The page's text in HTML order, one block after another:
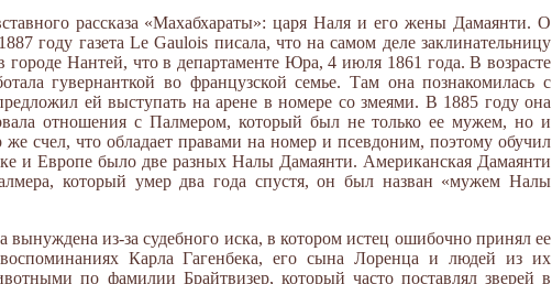
рассказа «Махабхараты»: царя Наля и его жены Дамаянти. О
году газета Le Gaulois писала, что на самом деле заклинательницу
Нантей, что в департаменте Юра, 4 июля 1861 года. В возрасте
гувернанткой во французской семье. Там она познакомилась с
ей выступать на арене в номере со змеями. В 1885 году она
отношения с Палмером, который был не только ее мужем, но и
счел, что обладает правами на номер и псевдоним, поэтому обучил
и Европе было две разных Налы Дамаянти. Американская Дамаянти
который умер два года спустя, он был назван «мужем Налы
из-за судебного иска, в котором истец ошибочно принял ее
Карла Гагенбека, его сына Лоренца и людей из их
по фамилии Брайтвизер, который часто поставлял зверей в